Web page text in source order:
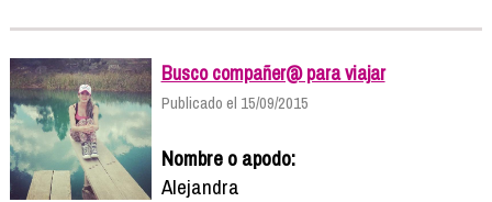
Busco compañer@ para viajar
Publicado el 15/09/2015
Nombre o apodo:
Alejandra